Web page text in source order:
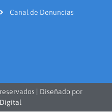
Canal de Denuncias
| Diseñado por